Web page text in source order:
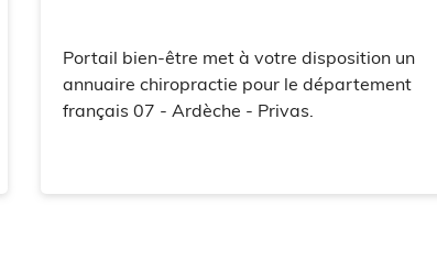
Portail bien-être met à votre disposition un
annuaire chiropractie pour le département
français 07 - Ardèche - Privas.